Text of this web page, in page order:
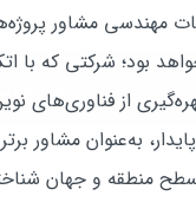
مهندسی مشاور
بود؛ شرکتی که با
از فناوری‌های
به‌عنوان مشاور
سطح منطقه و جهان